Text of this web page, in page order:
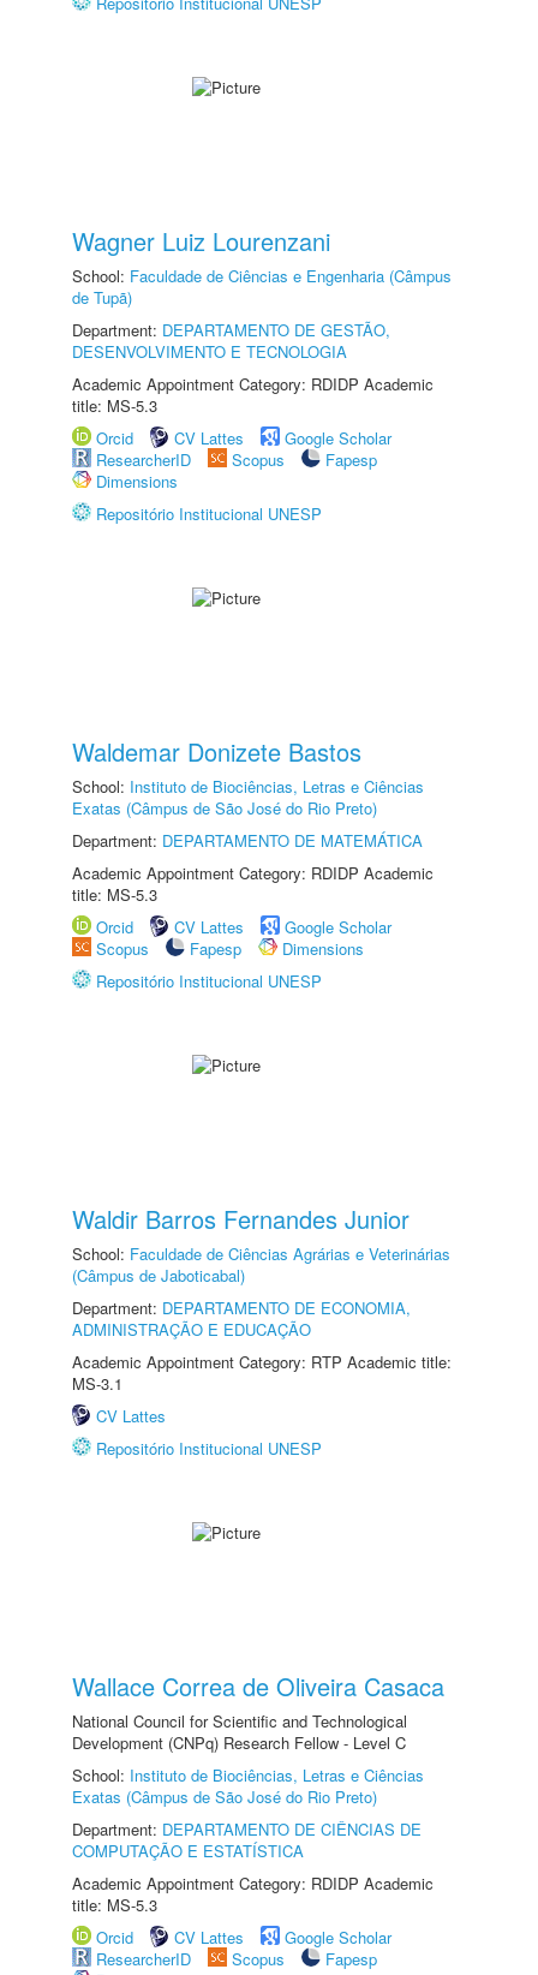
Wagner Luiz Lourenzani
School: Faculdade de Ciências e Engenharia (Câmpus
de Tupã)
Department: DEPARTAMENTO DE GESTÃO,
DESENVOLVIMENTO E TECNOLOGIA
Academic Appointment Category: RDIDP Academic
title: MS-5.3
Orcid
CV Lattes
Google Scholar
ResearcherID
Scopus
Fapesp
Dimensions
Repositório Institucional UNESP
Waldemar Donizete Bastos
School: Instituto de Biociências, Letras e Ciências
Exatas (Câmpus de São José do Rio Preto)
Department: DEPARTAMENTO DE MATEMÁTICA
Academic Appointment Category: RDIDP Academic
title: MS-5.3
Orcid
CV Lattes
Google Scholar
Scopus
Fapesp
Dimensions
Repositório Institucional UNESP
Waldir Barros Fernandes Junior
School: Faculdade de Ciências Agrárias e Veterinárias
(Câmpus de Jaboticabal)
Department: DEPARTAMENTO DE ECONOMIA,
ADMINISTRAÇÃO E EDUCAÇÃO
Academic Appointment Category: RTP Academic title:
MS-3.1
CV Lattes
Repositório Institucional UNESP
Wallace Correa de Oliveira Casaca
National Council for Scientific and Technological
Development (CNPq) Research Fellow - Level C
School: Instituto de Biociências, Letras e Ciências
Exatas (Câmpus de São José do Rio Preto)
Department: DEPARTAMENTO DE CIÊNCIAS DE
COMPUTAÇÃO E ESTATÍSTICA
Academic Appointment Category: RDIDP Academic
title: MS-5.3
Orcid
CV Lattes
Google Scholar
ResearcherID
Scopus
Fapesp